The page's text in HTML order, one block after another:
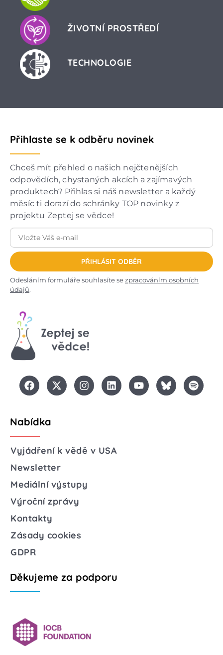
ŽIVOTNÍ PROSTŘEDÍ
TECHNOLOGIE
Přihlaste se k odběru novinek
Chceš mít přehled o našich nejčtenějších
odpovědích, chystaných akcích a zajímavých
produktech? Přihlas si náš newsletter a každý
měsíc ti dorazí do schránky TOP novinky z
projektu Zeptej se vědce!
PŘIHLÁSIT ODBĚR
Odesláním formuláře souhlasíte sezpracováním osobních
údajů.
Nabídka
Vyjádření k vědě v USA
Newsletter
Mediální výstupy
Výroční zprávy
Kontakty
Zásady cookies
GDPR
Děkujeme za podporu